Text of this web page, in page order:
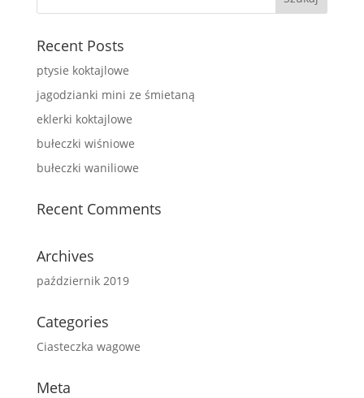
Recent Posts
ptysie koktajlowe
jagodzianki mini ze śmietaną
eklerki koktajlowe
bułeczki wiśniowe
bułeczki waniliowe
Recent Comments
Archives
październik 2019
Categories
Ciasteczka wagowe
Meta